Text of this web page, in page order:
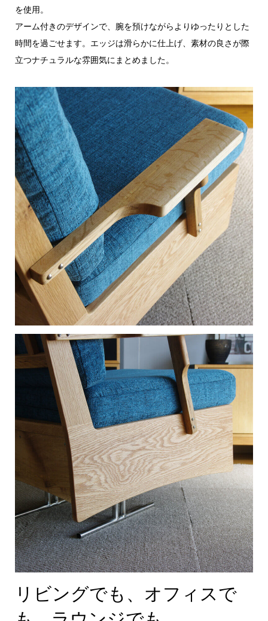
を使用。
アーム付きのデザインで、腕を預けながらよりゆったりとした
時間を過ごせます。エッジは滑らかに仕上げ、素材の良さが際
立つナチュラルな雰囲気にまとめました。
リビングでも、オフィスで